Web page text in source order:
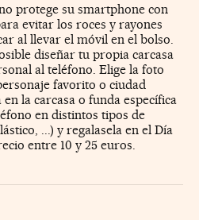
protege su smartphone con
evitar los roces y rayones
al llevar el móvil en el bolso.
diseñar tu propia carcasa
al teléfono. Elige la foto
favorito o ciudad
la carcasa o funda específica
en distintos tipos de
...) y regalasela en el Día
entre 10 y 25 euros.